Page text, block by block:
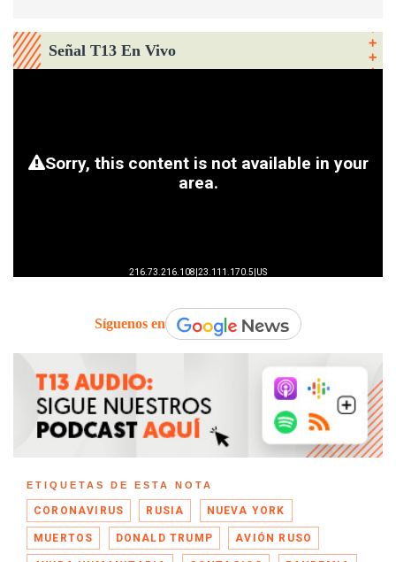
Señal T13 En Vivo
Síguenos en
ETIQUETAS DE ESTA NOTA
CORONAVIRUS RUSIA NUEVA YORK
MUERTOS DONALD TRUMP AVIÓN RUSO